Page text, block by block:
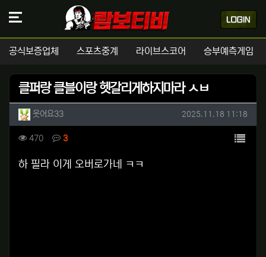
공식보증업체 스포츠중계 라이브스코어 승부예측게임
클퍼랑 클블이랑 헷갈리게하지마라 ㅅㅂ
작성자 정보
웃어요33작성 작성일
2025.11.18 11:18
컨텐츠 정보
470조회 3댓글 목록
본문
하 필라 이게 오버로가네 ㅋㅋ